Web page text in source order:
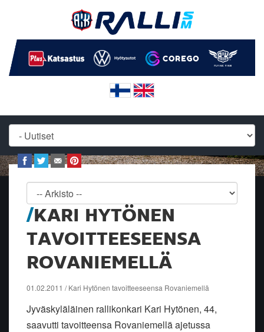
KARI HYTÖNEN
TAVOITTEESEENSA
ROVANIEMELLÄ
01.02.2011 / Kari Hytönen tavoitteeseensa Rovaniemellä
Jyväskyläläinen rallikonkari Kari Hytönen, 44,
saavutti tavoitteensa Rovaniemellä ajetussa